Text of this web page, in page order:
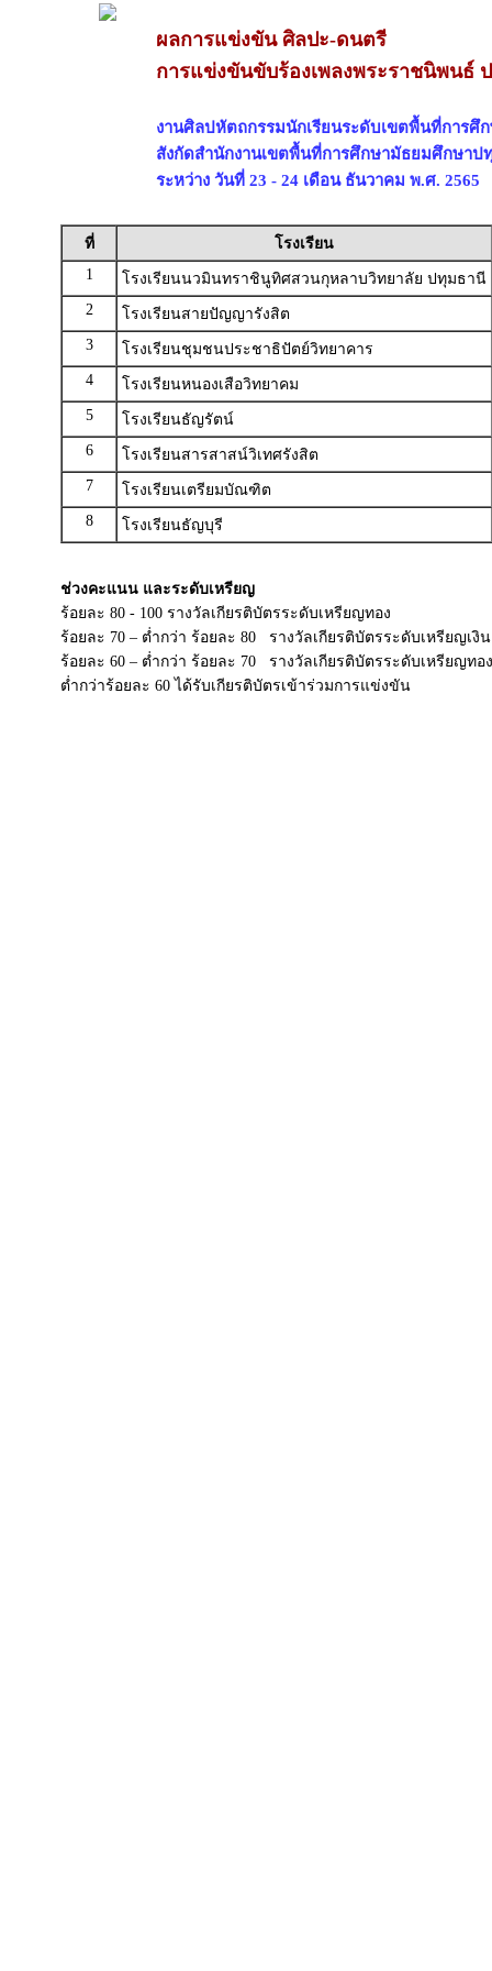
ผลการแข่งขัน ศิลปะ-ดนตรี
การแข่งขันขับร้องเพลงพระราชนิพนธ์
งานศิลปหัตถกรรมนักเรียนระดับเขตพื้นที่การศึ
สังกัดสำนักงานเขตพื้นที่การศึกษามัธยมศึกษาป
ระหว่าง วันที่ 23 - 24 เดือน ธันวาคม พ.ศ. 2565
ที่
โรงเรียน
1
โรงเรียนนวมินทราชินูทิศสวนกุหลาบวิทยาลัย ปทุมธานี
2
โรงเรียนสายปัญญารังสิต
3
โรงเรียนชุมชนประชาธิปัตย์วิทยาคาร
4
โรงเรียนหนองเสือวิทยาคม
5
โรงเรียนธัญรัตน์
6
โรงเรียนสารสาสน์วิเทศรังสิต
7
โรงเรียนเตรียมบัณฑิต
8
โรงเรียนธัญบุรี
ช่วงคะแนน และระดับเหรียญ
ร้อยละ 80 - 100 รางวัลเกียรติบัตรระดับเหรียญทอง
ร้อยละ 70 – ต่ำกว่า ร้อยละ 80 รางวัลเกียรติบัตรระดับเหรียญเงิน
ร้อยละ 60 – ต่ำกว่า ร้อยละ 70 รางวัลเกียรติบัตรระดับเหรียญทอ
ต่ำกว่าร้อยละ 60 ได้รับเกียรติบัตรเข้าร่วมการแข่งขัน